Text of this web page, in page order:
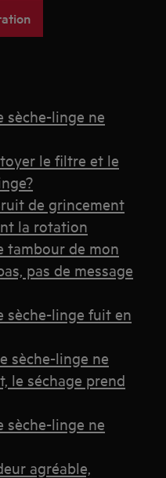
sèche-linge ne
le filtre et le
de grincement
la rotation
tambour de mon
pas de message
sèche-linge fuit en
sèche-linge ne
le séchage prend
sèche-linge ne
agréable,